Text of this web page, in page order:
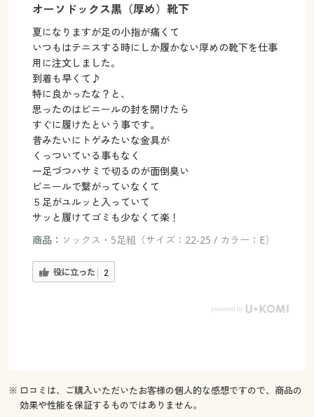
オーソドックス黒（厚め）靴下
夏になりますが足の小指が痛くて
いつもはテニスする時にしか履かない厚めの靴下を仕事
用に注文しました。
到着も早くて♪
特に良かったな？と、
思ったのはビニールの封を開けたら
すぐに履けたという事です。
昔みたいにトゲみたいな金具が
くっついている事もなく
一足づつハサミで切るのが面倒臭い
ビニールで繋がっていなくて
５足がユルッと入っていて
サッと履けてゴミも少なくて楽！
商品： ソックス・5足組（サイズ：22-25 / カラー：E）
役に立った 2
※ 口コミは、ご購入いただいたお客様の個人的な感想ですので、商品の
効果や性能を保証するものではありません。